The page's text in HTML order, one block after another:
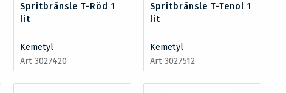
Spritbränsle T-Röd 1
lit
Kemetyl
Art 3027420
Spritbränsle T-Tenol 1
lit
Kemetyl
Art 3027512